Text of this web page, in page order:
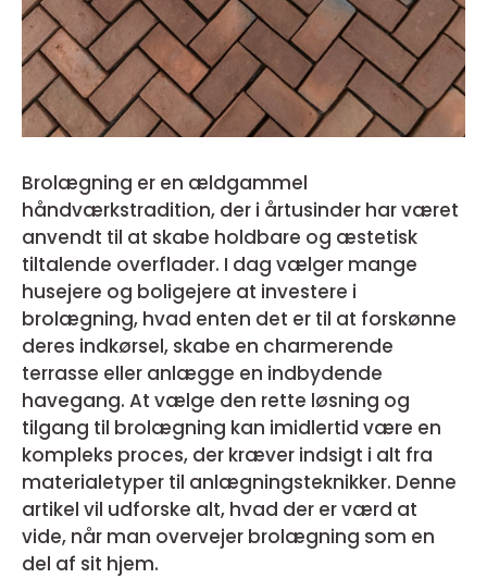
Brolægning er en ældgammel
håndværkstradition, der i årtusinder har været
anvendt til at skabe holdbare og æstetisk
tiltalende overflader. I dag vælger mange
husejere og boligejere at investere i
brolægning, hvad enten det er til at forskønne
deres indkørsel, skabe en charmerende
terrasse eller anlægge en indbydende
havegang. At vælge den rette løsning og
tilgang til brolægning kan imidlertid være en
kompleks proces, der kræver indsigt i alt fra
materialetyper til anlægningsteknikker. Denne
artikel vil udforske alt, hvad der er værd at
vide, når man overvejer brolægning som en
del af sit hjem.